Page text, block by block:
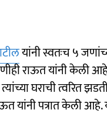
यांनी स्वतःच ५
राऊत यांनी केली आहे.
घराची त्वरित
यांनी पत्रात केली आहे.